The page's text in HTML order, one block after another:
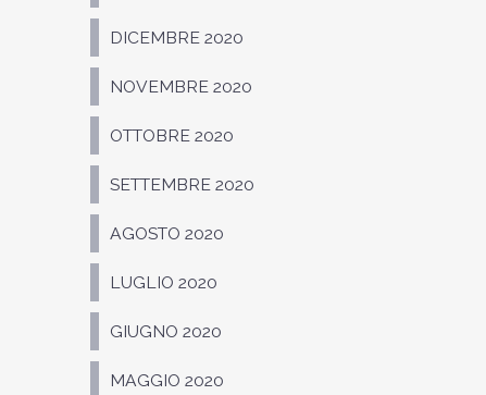
DICEMBRE 2020
NOVEMBRE 2020
OTTOBRE 2020
SETTEMBRE 2020
AGOSTO 2020
LUGLIO 2020
GIUGNO 2020
MAGGIO 2020